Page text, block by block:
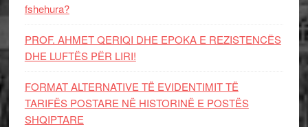
fshehura?
PROF. AHMET QERIQI DHE EPOKA E REZISTENCЁS
DHE LUFTЁS PЁR LIRI!
FORMAT ALTERNATIVE TË EVIDENTIMIT TË
TARIFËS POSTARE NË HISTORINË E POSTËS
SHQIPTARE